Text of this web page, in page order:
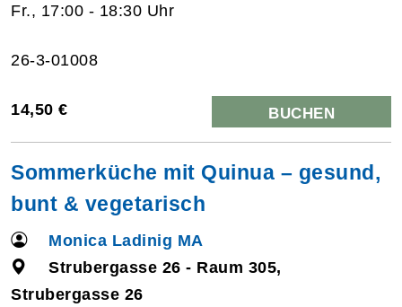
Fr., 17:00 - 18:30 Uhr
26-3-01008
14,50 € BUCHEN
Sommerküche mit Quinua – gesund,
bunt & vegetarisch
Monica Ladinig MA
Strubergasse 26 - Raum 305,
Strubergasse 26